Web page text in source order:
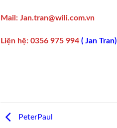
Mail:Jan.tran@wili.com.vn
Liện hệ:0356 975 994 ( Jan Tran)
PeterPaul